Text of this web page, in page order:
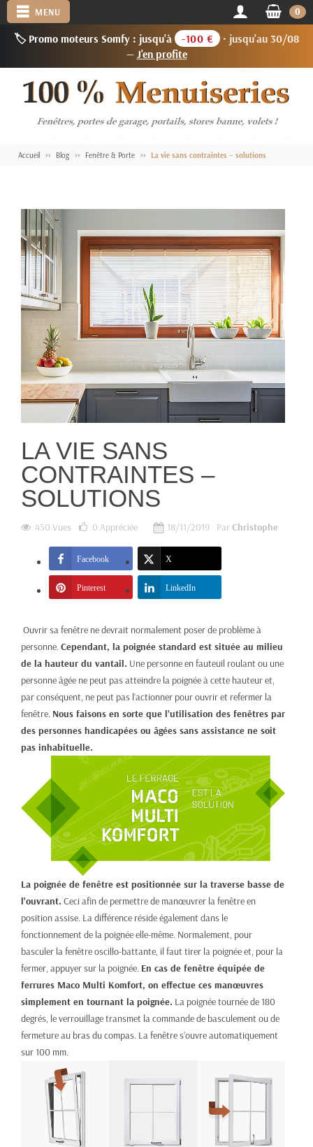
🏷️ Promo moteurs Somfy : jusqu'à -100 €
· jusqu'au 30/08
— J'en profite
MENU 0
Accueil Blog Fenêtre & Porte La vie sans contraintes – solutions
LA VIE SANS
CONTRAINTES –
SOLUTIONS
450 Vues 0 Appréciée 18/11/2019 ParChristophe
Facebook X
Pinterest LinkedIn
Ouvrir sa fenêtre ne devrait normalement poser de problème à
personne.Cependant, la poignée standard est située au milieu
de la hauteur du vantail. Une personne en fauteuil roulant ou une
personne âgée ne peut pas atteindre la poignée à cette hauteur et,
par conséquent, ne peut pas l’actionner pour ouvrir et refermer la
fenêtre. Nous faisons en sorte que l’utilisation des fenêtres par
des personnes handicapées ou âgées sans assistance ne soit
pas inhabituelle.
La poignée de fenêtre est positionnée sur la traverse basse de
l'ouvrant. Ceci afin de permettre de manœuvrer la fenêtre en
position assise. La différence réside également dans le
fonctionnement de la poignée elle-même. Normalement, pour
basculer la fenêtre oscillo-battante, il faut tirer la poignée et, pour la
fermer, appuyer sur la poignée. En cas de fenêtre équipée de
ferrures Maco Multi Komfort, on effectue ces manœuvres
simplement en tournant la poignée. La poignée tournée de 180
degrés, le verrouillage transmet la commande de basculement ou de
fermeture au bras du compas. La fenêtre s’ouvre automatiquement
sur 100 mm.